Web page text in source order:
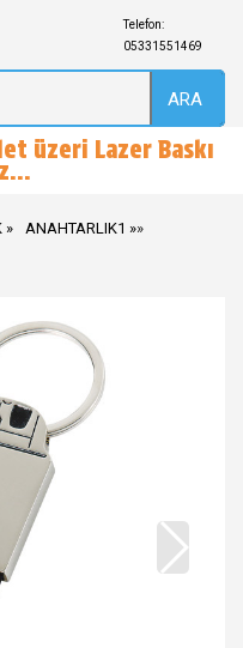
Telefon:
05331551469
ARA
üzeri Lazer Baskı
»
ANAHTARLIK1